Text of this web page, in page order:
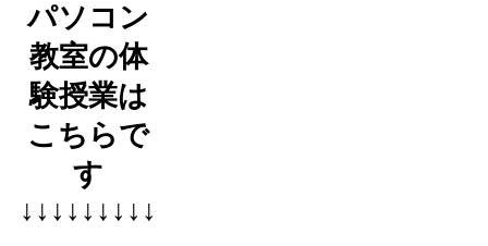
パソコン
教室の体
験授業は
こちらで
す
↓↓↓↓↓↓↓↓↓